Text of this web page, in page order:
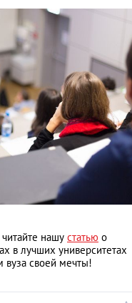
нашу статью о
в лучших университетах
вуза своей мечты!